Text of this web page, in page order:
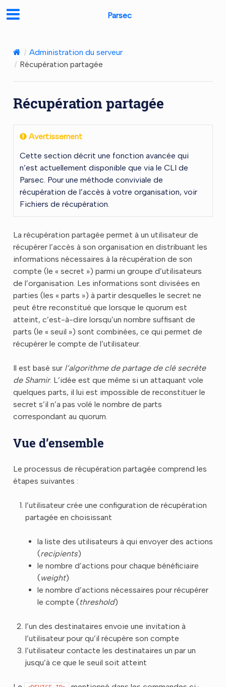
Parsec
Administration du serveur
Récupération partagée
Récupération partagée
Avertissement
Cette section décrit une fonction avancée qui
n’est actuellement disponible que via le CLI de
Parsec. Pour une méthode conviviale de
récupération de l’accès à votre organisation, voir
Fichiers de récupération.
La récupération partagée permet à un utilisateur de
récupérer l’accès à son organisation en distribuant les
informations nécessaires à la récupération de son
compte (le « secret ») parmi un groupe d’utilisateurs
de l’organisation. Les informations sont divisées en
parties (les « parts ») à partir desquelles le secret ne
peut être reconstitué que lorsque le quorum est
atteint, c’est-à-dire lorsqu’un nombre suffisant de
parts (le « seuil ») sont combinées, ce qui permet de
récupérer le compte de l’utilisateur.
Il est basé sur l’algorithme de partage de clé secrète
de Shamir. L’idée est que même si un attaquant vole
quelques parts, il lui est impossible de reconstituer le
secret s’il n’a pas volé le nombre de parts
correspondant au quorum.
Vue d’ensemble
Le processus de récupération partagée comprend les
étapes suivantes :
l’utilisateur crée une configuration de récupération
partagée en choisissant
la liste des utilisateurs à qui envoyer des actions
(recipients)
le nombre d’actions pour chaque bénéficiaire
(weight)
le nombre d’actions nécessaires pour récupérer
le compte (threshold)
l’un des destinataires envoie une invitation à
l’utilisateur pour qu’il récupère son compte
l’utilisateur contacte les destinataires un par un
jusqu’à ce que le seuil soit atteint